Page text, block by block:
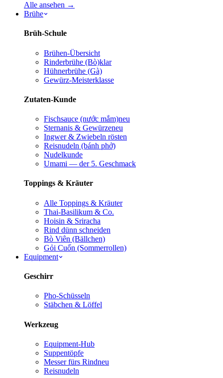
Alle ansehen →
Brühe
Brüh-Schule
Brühen-Übersicht
Rinderbrühe (Bò)klar
Hühnerbrühe (Gà)
Gewürz-Meisterklasse
Zutaten-Kunde
Fischsauce (nước mắm)neu
Sternanis & Gewürzeneu
Ingwer & Zwiebeln rösten
Reisnudeln (bánh phở)
Nudelkunde
Umami — der 5. Geschmack
Toppings & Kräuter
Alle Toppings & Kräuter
Thai-Basilikum & Co.
Hoisin & Sriracha
Rind dünn schneiden
Bò Viên (Bällchen)
Gỏi Cuốn (Sommerrollen)
Equipment
Geschirr
Pho-Schüsseln
Stäbchen & Löffel
Werkzeug
Equipment-Hub
Suppentöpfe
Messer fürs Rindneu
Reisnudeln